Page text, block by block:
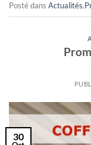
Posté dans Actualités,
30